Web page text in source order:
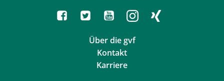
Über die gvf
Kontakt
Karriere